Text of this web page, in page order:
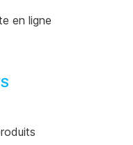
en ligne